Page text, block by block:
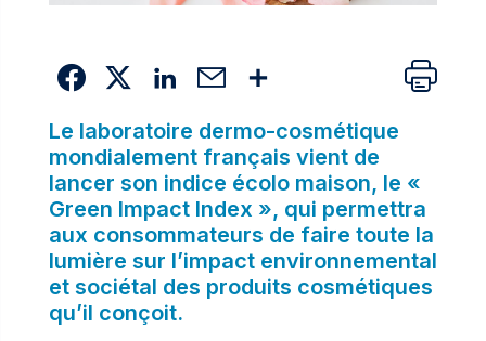
Le laboratoire dermo-cosmétique
mondialement français vient de
lancer son indice écolo maison, le «
Green Impact Index », qui permettra
aux consommateurs de faire toute la
lumière sur l’impact environnemental
et sociétal des produits cosmétiques
qu’il conçoit.